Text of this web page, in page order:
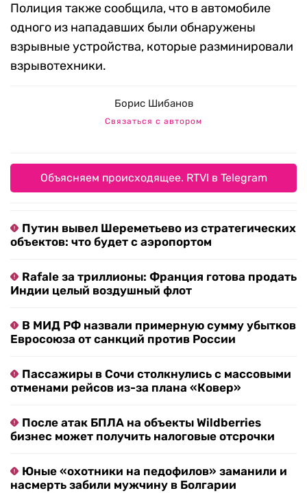
Полиция также сообщила, что в автомобиле
одного из нападавших были обнаружены
взрывные устройства, которые разминировали
взрывотехники.
Борис Шибанов
Связаться с автором
Объясняем происходящее. RTVI в Telegram
Путин вывел Шереметьево из стратегических
объектов: что будет с аэропортом
Rafale за триллионы: Франция готова продать
Индии целый воздушный флот
В МИД РФ назвали примерную сумму убытков
Евросоюза от санкций против России
Пассажиры в Сочи столкнулись с массовыми
отменами рейсов из-за плана «Ковер»
После атак БПЛА на объекты Wildberries
бизнес может получить налоговые отсрочки
Юные «охотники на педофилов» заманили и
насмерть забили мужчину в Болгарии